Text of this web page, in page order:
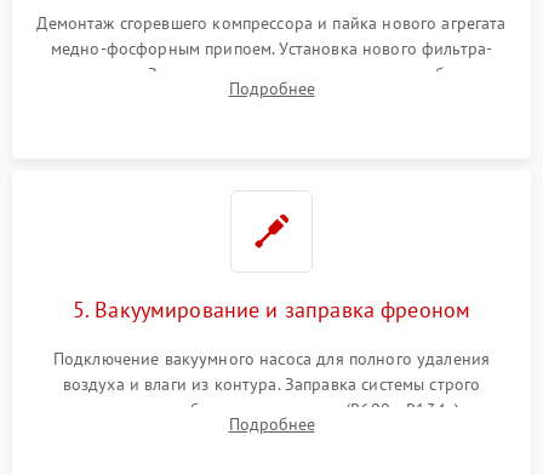
Демонтаж сгоревшего компрессора и пайка нового агрегата
медно-фосфорным припоем. Установка нового фильтра-
осушителя. Замена изношенных вентиляторов обдува,
сломанных заслонок или поврежденных дверных петель.
Подробнее
5. Вакуумирование и заправка фреоном
Подключение вакуумного насоса для полного удаления
воздуха и влаги из контура. Заправка системы строго
дозированным объемом хладагента (R600a, R134a) по
электронным весам. Контроль рабочего давления в системе.
Подробнее